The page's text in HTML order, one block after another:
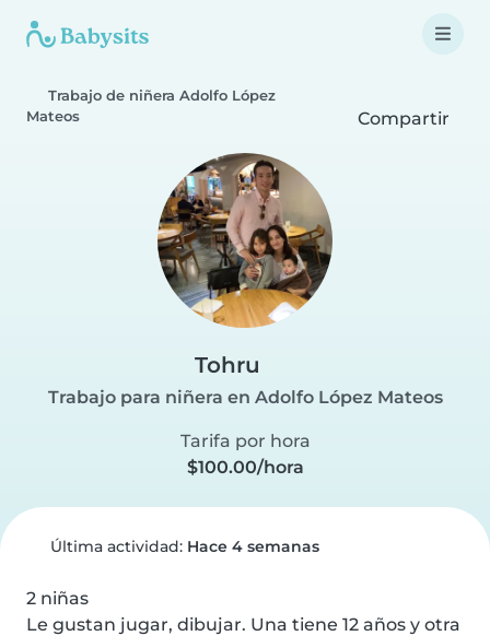
Trabajo de niñera Adolfo López
Mateos
Compartir
Tohru
Trabajo para niñera en Adolfo López Mateos
Tarifa por hora
$100.00/hora
Última actividad: Hace 4 semanas
2 niñas
Le gustan jugar, dibujar. Una tiene 12 años y otra